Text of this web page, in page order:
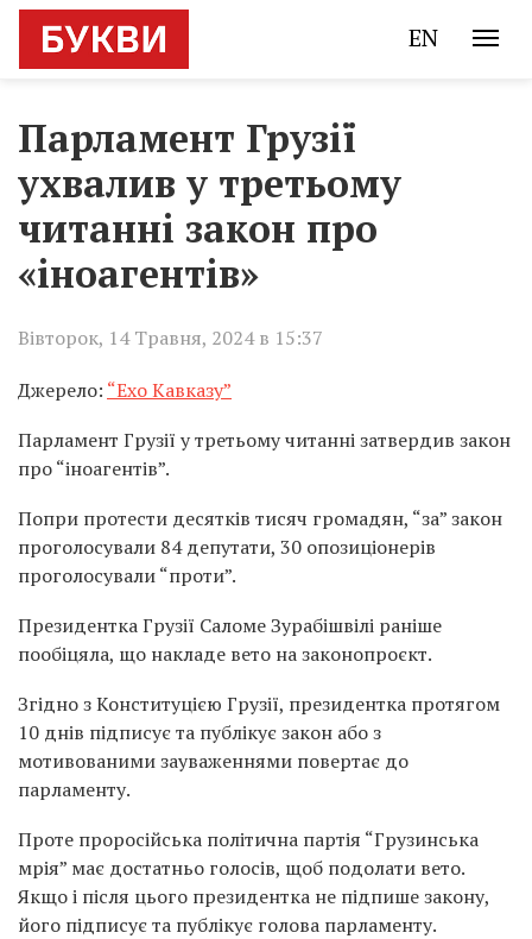
EN
Парламент Грузії
ухвалив у третьому
читанні закон про
«іноагентів»
Вівторок, 14 Травня, 2024 в 15:37
Джерело: “Ехо Кавказу”
Парламент Грузії у третьому читанні затвердив закон
про “іноагентів”.
Попри протести десятків тисяч громадян, “за” закон
проголосували 84 депутати, 30 опозиціонерів
проголосували “проти”.
Президентка Грузії Саломе Зурабішвілі раніше
пообіцяла, що накладе вето на законопроєкт.
Згідно з Конституцією Грузії, президентка протягом
10 днів підписує та публікує закон або з
мотивованими зауваженнями повертає до
парламенту.
Проте проросійська політична партія “Грузинська
мрія” має достатньо голосів, щоб подолати вето.
Якщо і після цього президентка не підпише закону,
його підписує та публікує голова парламенту.